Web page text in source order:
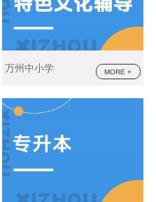
万州中小学 MORE +